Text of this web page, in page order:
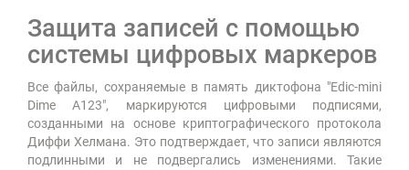
Защита записей с помощью
системы цифровых маркеров
Все файлы, сохраняемые в память диктофона "Edic-mini
Dime А123", маркируются цифровыми подписями,
созданными на основе криптографического протокола
Диффи Хелмана. Это подтверждает, что записи являются
подлинными и не подвергались изменениями. Такие